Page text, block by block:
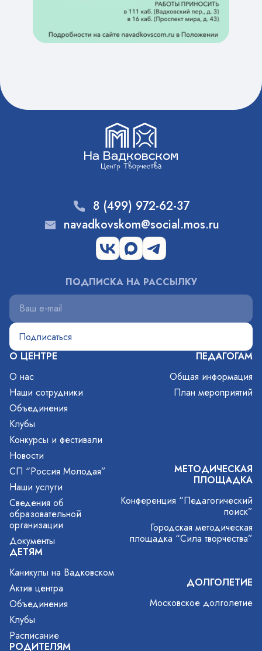
О ЦЕНТРЕ
О нас
Наши сотрудники
Объединения
Клубы
Конкурсы и фестивали
Новости
СП “Россия Молодая”
Наши услуги
Сведения об
образовательной
организации
Документы
ДЕТЯМ
Каникулы на Вадковском
Актив центра
Объединения
Клубы
Расписание
РОДИТЕЛЯМ
ПЕДАГОГАМ
Общая информация
План мероприятий
МЕТОДИЧЕСКАЯ
ПЛОЩАДКА
Конференция “Педагогический
поиск”
Городская методическая
площадка “Сила творчества”
ДОЛГОЛЕТИЕ
Московское долголетие
8 (499) 972-62-37
navadkovskom@social.mos.ru
ПОДПИСКА НА РАССЫЛКУ